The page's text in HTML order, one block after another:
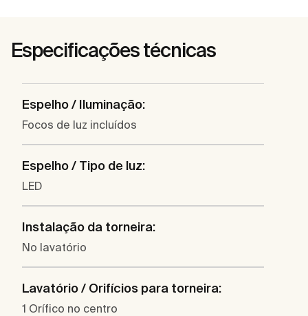
Especificações técnicas
Espelho / Iluminação:
Focos de luz incluídos
Espelho / Tipo de luz:
LED
Instalação da torneira:
No lavatório
Lavatório / Orifícios para torneira:
1 Orífico no centro